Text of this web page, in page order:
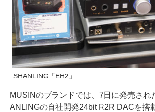
SHANLING「EH2」
MUSINのブランドでは、7日に発売され
ANLINGの自社開発24bit R2R DACを搭